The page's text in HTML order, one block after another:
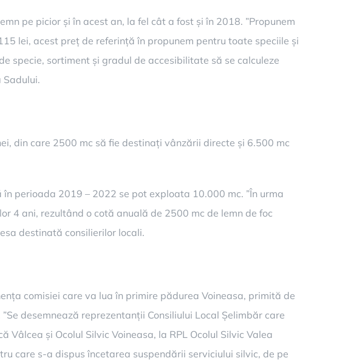
pe picior și în acest an, la fel cât a fost și în 2018. ”Propunem
lei, acest preț de referință în propunem pentru toate speciile și
specie, sortiment și gradul de accesibilitate să se calculeze
Sadului.
din care 2500 mc să fie destinați vânzării directe și 6.500 mc
perioada 2019 – 2022 se pot exploata 10.000 mc. ”În urma
4 ani, rezultând o cotă anuală de 2500 mc de lemn de foc
destinată consilierilor locali.
comisiei care va lua în primire pădurea Voineasa, primită de
desemnează reprezentanții Consiliului Local Șelimbăr care
și Ocolul Silvic Voineasa, la RPL Ocolul Silvic Valea
care s-a dispus încetarea suspendării serviciului silvic, de pe